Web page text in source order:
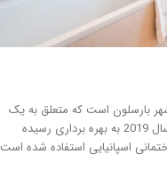
بارسلون است که متعلق به یک
زن و شوهر جوان هلندی می باشد. (این خانه در سال 2019 به بهره برداری رسیده
اسپانیایی استفاده شده است